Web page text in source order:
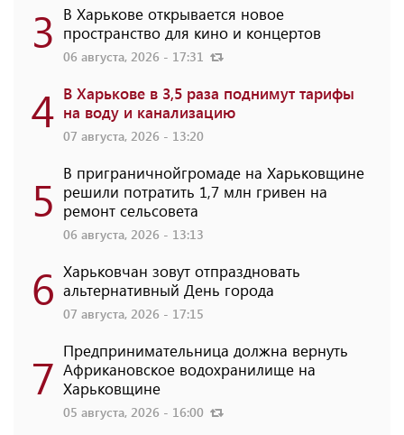
3 В Харькове открывается новое
пространство для кино и концертов
06 августа, 2026 - 17:31
4 В Харькове в 3,5 раза поднимут тарифы
на воду и канализацию
07 августа, 2026 - 13:20
5 В приграничнойгромаде на Харьковщине
решили потратить 1,7 млн ​​гривен на
ремонт сельсовета
06 августа, 2026 - 13:13
6 Харьковчан зовут отпраздновать
альтернативный День города
07 августа, 2026 - 17:15
7 Предпринимательница должна вернуть
Африкановское водохранилище на
Харьковщине
05 августа, 2026 - 16:00